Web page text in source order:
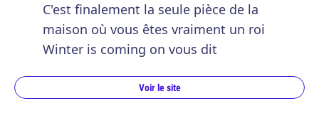
C'est finalement la seule pièce de la
maison où vous êtes vraiment un roi
Winter is coming on vous dit
Voir le site